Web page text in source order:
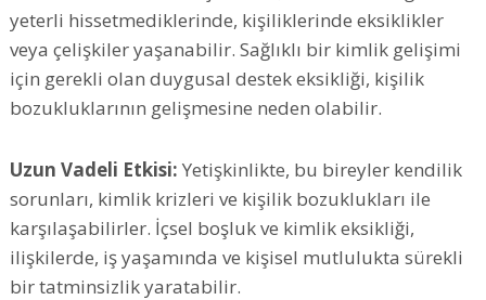
yeterli hissetmediklerinde, kişiliklerinde eksiklikler
veya çelişkiler yaşanabilir. Sağlıklı bir kimlik gelişimi
için gerekli olan duygusal destek eksikliği, kişilik
bozukluklarının gelişmesine neden olabilir.
Uzun Vadeli Etkisi: Yetişkinlikte, bu bireyler kendilik
sorunları, kimlik krizleri ve kişilik bozuklukları ile
karşılaşabilirler. İçsel boşluk ve kimlik eksikliği,
ilişkilerde, iş yaşamında ve kişisel mutlulukta sürekli
bir tatminsizlik yaratabilir.